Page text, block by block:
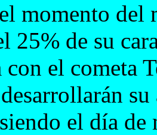
momento del
25% de su
con el cometa
el día